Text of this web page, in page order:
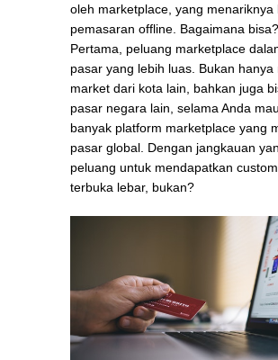
oleh marketplace, yang menariknya
pemasaran offline. Bagaimana bisa?
Pertama, peluang marketplace
pasar yang lebih luas. Bukan hanya
market dari kota lain, bahkan juga
pasar negara lain, selama Anda
banyak platform marketplace yang
pasar global. Dengan jangkauan
peluang untuk mendapatkan
terbuka lebar, bukan?